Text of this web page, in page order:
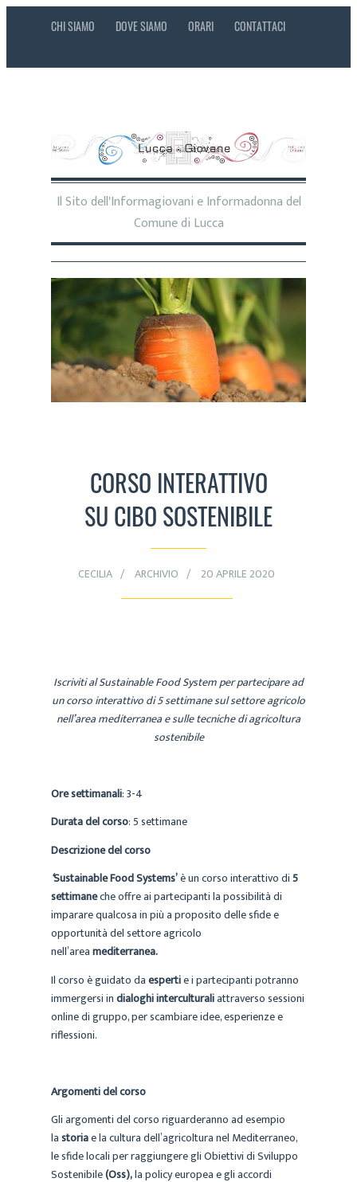
CHI SIAMO DOVE SIAMO ORARI CONTATTACI
Il Sito dell'Informagiovani e Informadonna del
Comune di Lucca
CORSO INTERATTIVO
SU CIBO SOSTENIBILE
CECILIA ARCHIVIO 20 APRILE 2020
Iscriviti al Sustainable Food System per partecipare ad
un corso interattivo di 5 settimane sul settore agricolo
nell’area mediterranea e sulle tecniche di agricoltura
sostenibile
Ore settimanali: 3-4
Durata del corso: 5 settimane
Descrizione del corso
‘Sustainable Food Systems’è un corso interattivo di5
settimaneche offre ai partecipanti la possibilità di
imparare qualcosa in più a proposito delle sfide e
opportunità del settore agricolo
nell’areamediterranea.
Il corso è guidato daespertie i partecipanti potranno
immergersi indialoghi interculturaliattraverso sessioni
online di gruppo, per scambiare idee, esperienze e
riflessioni.
Argomenti del corso
Gli argomenti del corso riguarderanno ad esempio
lastoriae la cultura dell’agricoltura nel Mediterraneo,
le sfide locali per raggiungere gli Obiettivi di Sviluppo
Sostenibile(Oss),la policy europea e gli accordi